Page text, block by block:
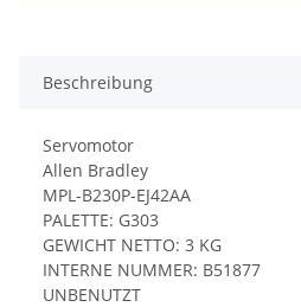
Beschreibung
Servomotor
Allen Bradley
MPL-B230P-EJ42AA
PALETTE: G303
GEWICHT NETTO: 3 KG
INTERNE NUMMER: B51877
UNBENUTZT